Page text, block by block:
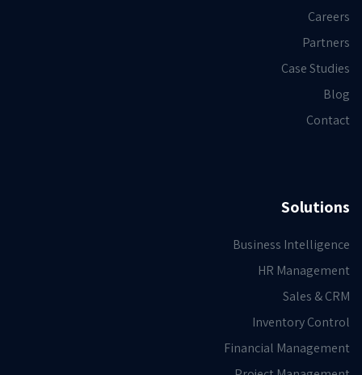
Careers
Partners
Case Studies
Blog
Contact
Solutions
Business Intelligence
HR Management
Sales & CRM
Inventory Control
Financial Management